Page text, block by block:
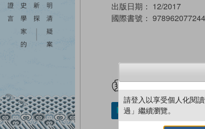
出版日期： 12/2017
國際書號：
加入／閱讀電子書
請登入以享受個人化閱
過」繼續瀏覽。